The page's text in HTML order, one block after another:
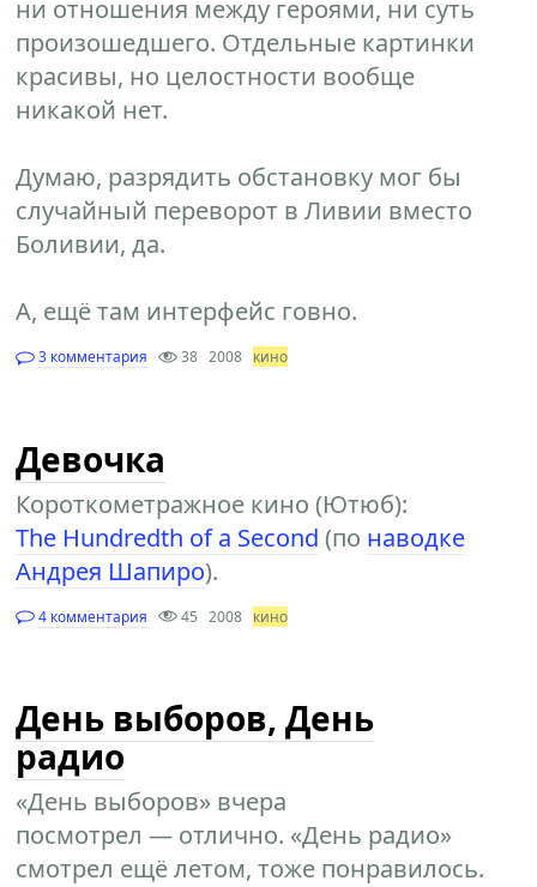
ни отношения между героями, ни суть
произошедшего. Отдельные картинки
красивы, но целостности вообще
никакой нет.
Думаю, разрядить обстановку мог бы
случайный переворот в Ливии вместо
Боливии, да.
А, ещё там интерфейс говно.
3 комментария 38 2008 кино
Девочка
Короткометражное кино (Ютюб):
The Hundredth of a Second (по наводке
Андрея Шапиро).
4 комментария 45 2008 кино
День выборов, День
радио
«День выборов» вчера
посмотрел — отлично. «День радио»
смотрел ещё летом, тоже понравилось.